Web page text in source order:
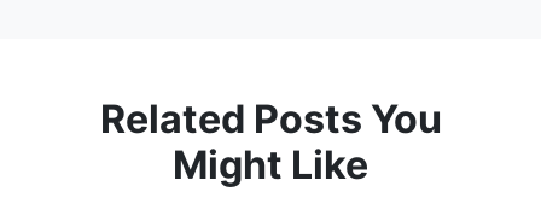
Related Posts You
Might Like